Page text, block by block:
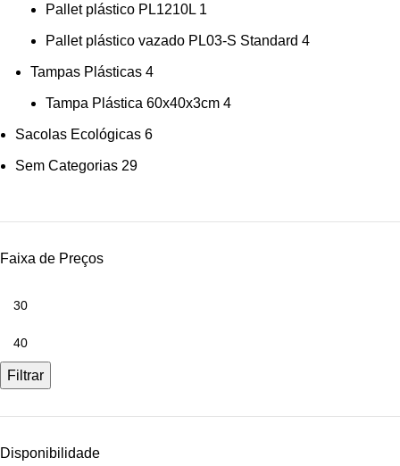
Pallet plástico PL1210L 1
Pallet plástico vazado PL03-S Standard 4
Tampas Plásticas 4
Tampa Plástica 60x40x3cm 4
Sacolas Ecológicas 6
Sem Categorias 29
Faixa de Preços
Filtrar
Disponibilidade